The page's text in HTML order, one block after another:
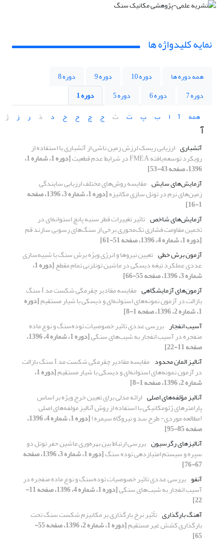
نمایه کلیدواژه ها
همه دوره ها دوره 10 دوره 9
دوره 8
دوره 7
دوره 6 دوره 5
دوره 1
همه
آ ا ب پ ت ث ج چ ح خ د ذ ر ز ژ
آ
آتشباری ارزیابی ریسک لرزش زمین ناشی از آتشباری با استفاده از
رویکرد توسعه‌یافته FMEA در شرایط عدم قطعیت [دوره 1، شماره 1،
1396، صفحه 43-53]
آزمایش‌های سایش مقایسه روش‌های مختلف ارزیابی سایندگی
زمین‌های نرم در تونل سازی مکانیزه [دوره 1، شماره 3، 1396، صفحه
1-16]
آزمایش‌های شاخص تاثیر تغییرات قطر سنبه پانچ استوانه‌ای در
تخمین مقاومت فشاری تک‌محوری برخی از سنگ‌های رسوبی سازند قم
[دوره 1، شماره 4، 1396، صفحه 51-61]
آزمون برش خطی تعیین نیروها و انرژی ویژه برش سنگ با شبیه‌سازی
عددی عملکرد تیغه دیسکی در ماشین تونلزنی تمام مقطع [دوره 1،
شماره 3، 1396، صفحه 55-66]
آزمون‌های آزمایشگاهی
مقایسه مقادیر چقرمگی شکست مد I سنگ
بازالت در آزمون نمونه‌های استوانه‌ای و دیسکی با شیار مستقیم[دوره
1، شماره 2، 1396، صفحه 1-8]
آسیب انفجار بررسی عددی تاثیر خصوصیات توده‌سنگ و نوع ماده
منفجره در آسیب انفجار به شیب‌های سنگی [دوره 1، شماره 4، 1396،
صفحه 11-22]
آنالیز المان محدود
مقایسه مقادیر چقرمگی شکست مد I سنگ بازالت
در آزمون نمونه‌های استوانه‌ای و دیسکی با شیار مستقیم [دوره 1،
شماره 2، 1396، صفحه 1-8]
آنالیز مؤلفه‌های اصلی ارائه مدلی برای تعیین خرج ویژه بر اساس
پارامترهای ژئومکانیکی با استفاده از روش آنالیز مولفه‌های اصلی
(مطالعه موردی- طرح سد و نیروگاه سیمره) [دوره 1، شماره 4، 1396،
صفحه 85-95]
آنالیزهای رگرسیون بررسی ارتباط بین بهره‌وری ماشین حفر تونل دو
سپره و سیستم امتیازدهی توده سنگ [دوره 1، شماره 3، 1396، صفحه
67-76]
آنفو بررسی عددی تاثیر خصوصیات توده‌سنگ و نوع ماده منفجره در
آسیب انفجار به شیب‌های سنگی [دوره 1، شماره 4، 1396، صفحه 11-
22]
آهنگ بارگذاری تأثیر نرخ بارگذاری بر مکانیزم شکست سنگ تحت
بارگذاری کشش غیر مستقیم [دوره 1، شماره 2، 1396، صفحه 55-
65]